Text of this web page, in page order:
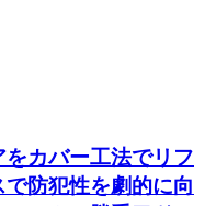
をカバー工法でリフ
防犯性を劇的に向